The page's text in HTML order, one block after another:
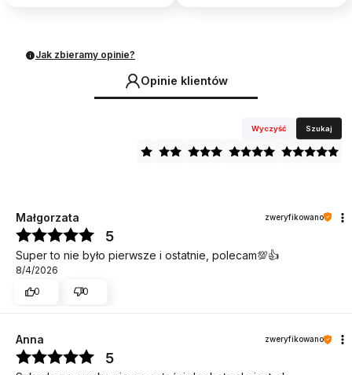
Jak zbieramy opinie?
Opinie klientów
Wyczyść Szukaj
Małgorzata zweryfikowano
5
Super to nie było pierwsze i ostatnie, polecam💯👍
8/4/2026
0
0
Anna zweryfikowano
5